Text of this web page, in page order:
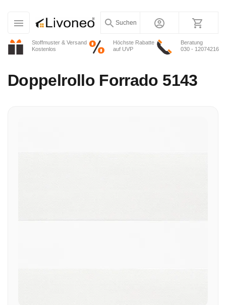
Stoffmuster & Versand
Kostenlos
Höchste Rabatte
auf UVP
Beratung
030 - 12074216
Suchen
Doppelrollo Forrado 5143